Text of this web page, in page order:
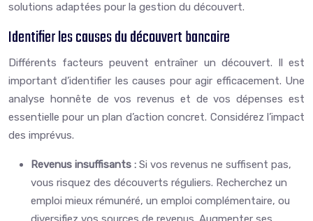
solutions adaptées pour la gestion du découvert.
Identifier les causes du découvert bancaire
Différents facteurs peuvent entraîner un découvert. Il est
important d’identifier les causes pour agir efficacement. Une
analyse honnête de vos revenus et de vos dépenses est
essentielle pour un plan d’action concret. Considérez l’impact
des imprévus.
Revenus insuffisants : Si vos revenus ne suffisent pas,
vous risquez des découverts réguliers. Recherchez un
emploi mieux rémunéré, un emploi complémentaire, ou